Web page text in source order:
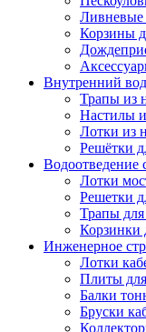
Ливневые
Корзины
Внутренний
Трапы из
Настилы
Лотки из
Решётки
Водоотведение
Лотки
Решетки
Трапы
Корзинки
Инженерное
Лотки
Плиты
Балки
Бруски